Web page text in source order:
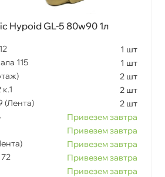
Hypoid GL-5 80w90 1л
1 шт
115
1 шт
2 шт
2 шт
(Лента)
2 шт
Привезем завтра
Привезем завтра
Привезем завтра
Привезем завтра
Привезем завтра